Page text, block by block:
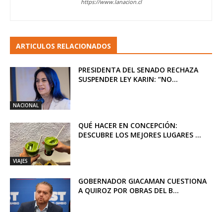
https://www.lanacion.cl
ARTICULOS RELACIONADOS
NACIONAL
PRESIDENTA DEL SENADO RECHAZA
SUSPENDER LEY KARIN: “NO...
VIAJES
QUÉ HACER EN CONCEPCIÓN:
DESCUBRE LOS MEJORES LUGARES ...
GOBERNADOR GIACAMAN CUESTIONA
A QUIROZ POR OBRAS DEL B...